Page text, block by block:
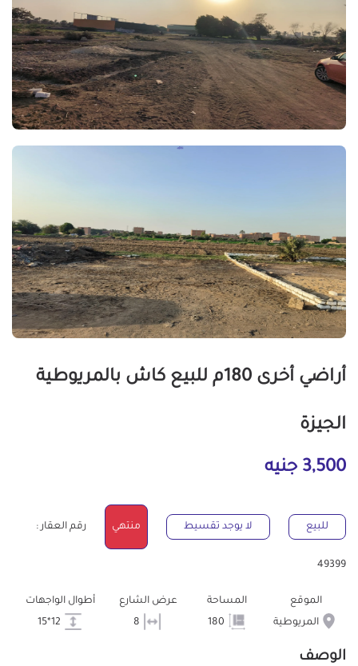
أراضي أخرى 180م للبيع كاش بالمريوطية
الجيزة
3,500 جنيه
للبيع لا يوجد تقسيط منتهي رقم العقار :
49399
الموقع
المريوطية
المساحة
عرض الشارع
أطوال الواجهات
الوصف